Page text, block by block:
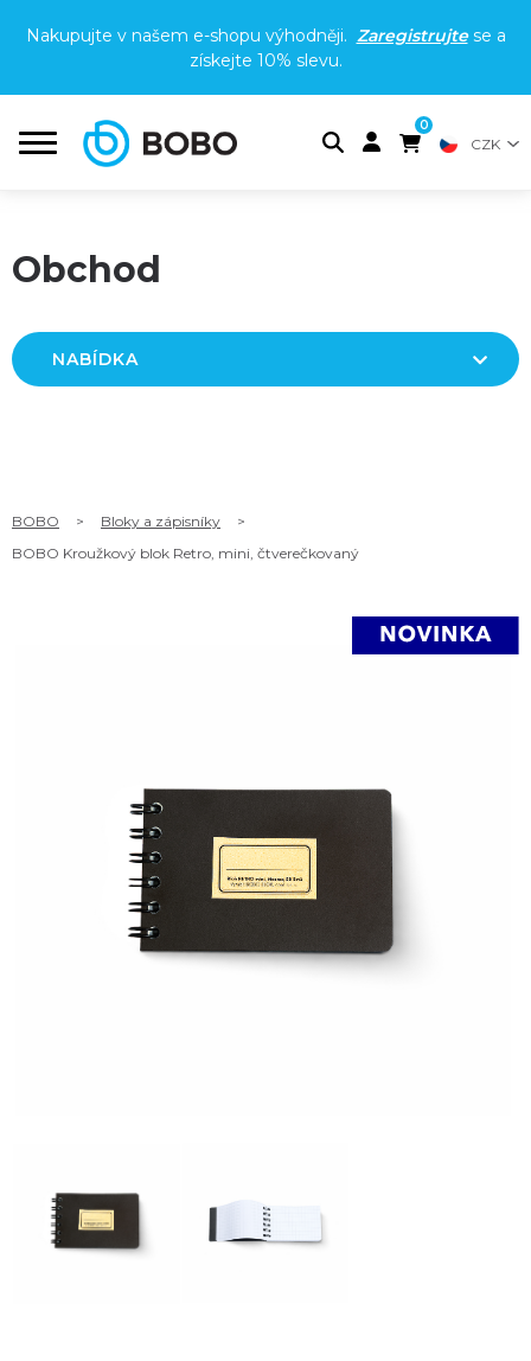
Nakupujte v našem e-shopu výhodněji. Zaregistrujtese a
získejte 10% slevu.
0
CZK
Obchod
NABÍDKA
BOBO > Bloky a zápisníky
>
BOBO Kroužkový blok Retro, mini, čtverečkovaný